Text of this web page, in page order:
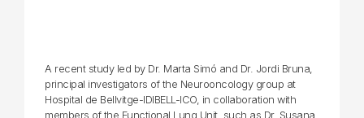
A recent study led by Dr. Marta Simó and Dr. Jordi Bruna,
principal investigators of the Neurooncology group at
Hospital de Bellvitge-IDIBELL-ICO, in collaboration with
members of the Functional Lung Unit, such as Dr. Susana